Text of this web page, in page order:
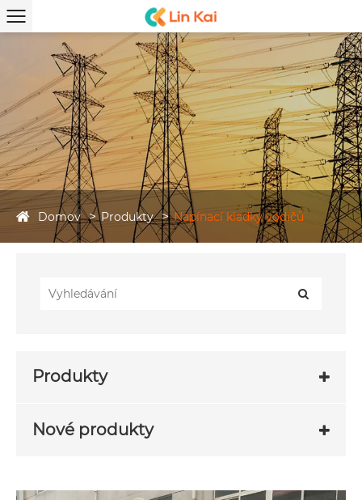
Domov Produkty Napínací kladky vodičů
Produkty
Nové produkty